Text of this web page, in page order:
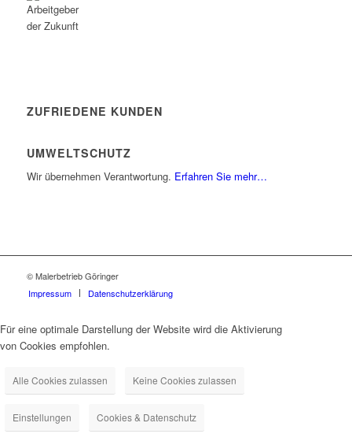
ZUFRIEDENE KUNDEN
UMWELTSCHUTZ
Wir übernehmen Verantwortung. Erfahren Sie mehr…
© Malerbetrieb Göringer
Impressum
Datenschutzerklärung
Für eine optimale Darstellung der Website wird die Aktivierung
von Cookies empfohlen.
Alle Cookies zulassen Keine Cookies zulassen
Einstellungen Cookies & Datenschutz